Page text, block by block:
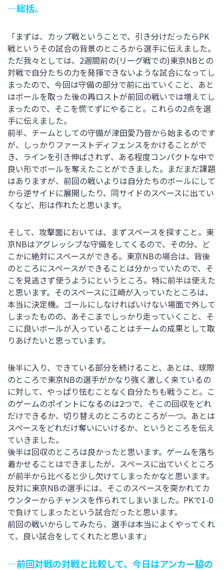
―総括。
「まずは、カップ戦ということで、引き分けだったらPK
戦というその試合の背景のところから選手に伝えました。
ただ我々としては、2週間前の(リーグ戦での)東京NBとの
対戦で自分たちの力を発揮できないような試合になってし
まったので、今回は守備の部分で前に出ていくこと、あと
はボールを取った後の再ロストが前回の戦いでは増えてし
まったので、そこを慌てずにやること。これらの2点を選
手に伝えました。
前半、チームとしての守備が津田愛乃音から始まるのです
が、しっかりファーストディフェンスをかけることがで
き、ラインを引き伸ばされず、ある程度コンパクトな中で
良い形でボールを奪えたことができました。まだまだ課題
はありますが、前回の戦いよりは自分たちのボールにして
から逆サイドに展開したり、同サイドのスペースに出てい
くなど、形は作れたと思います。
そして、攻撃面においては、まずスペースを探すこと。東
京NBはアグレッシブな守備をしてくるので、その分、ど
こかに絶対にスペースができる。東京NBの場合は、背後
のところにスペースができることは分かっていたので、そ
こを見逃さず使うようにというところ。特に前半は使えた
と思います。そのスペースに江崎が入っていたところは、
本当に決定機。ゴールにしなければいけない場面で外して
しまったものの、あそこまでしっかり走っていくこと、そ
こに良いボールが入っていることはチームの成果として取
りあげたいと思っています。
後半に入り、できている部分を続けること、あとは、球際
のところで東京NBの選手がかなり強く激しく来ているの
に対して、やっぱり怯むことなく自分たちも戦うこと。こ
のゲームのポイントになるのは2つで、そこの回収をどれ
だけできるか、切り替えのところのところが一つ。あとは
スペースをどれだけ奪いにいけるか、というところを伝え
ていきました。
後半は回収のところは良かったと思います。ゲームを落ち
着かせることはできましたが、スペースに出ていくところ
が前半から比べると少し欠けてしまったかなと思います。
反対に東京NBの選手には、そこのスペースを突かれてカ
ウンターからチャンスを作られてしまいました。PKで1-0
で負けてしまったという試合だったと思います。
前回の戦いからしてみたら、選手は本当によくやってくれ
て、良い試合をしてくれたと思います」
―前回対戦の対戦と比較して、今日はアンカー脇の